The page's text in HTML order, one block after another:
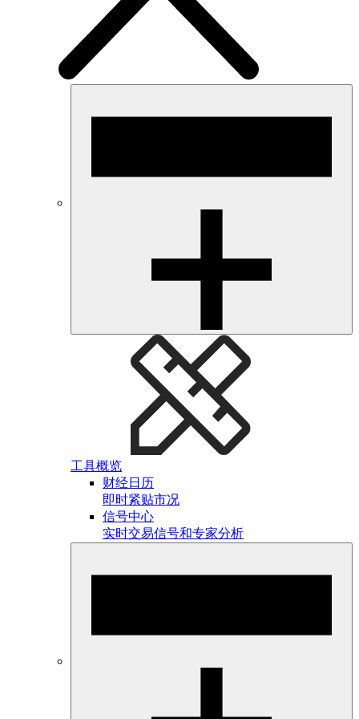
工具概览
财经日历
即时紧贴市况
信号中心
实时交易信号和专家分析